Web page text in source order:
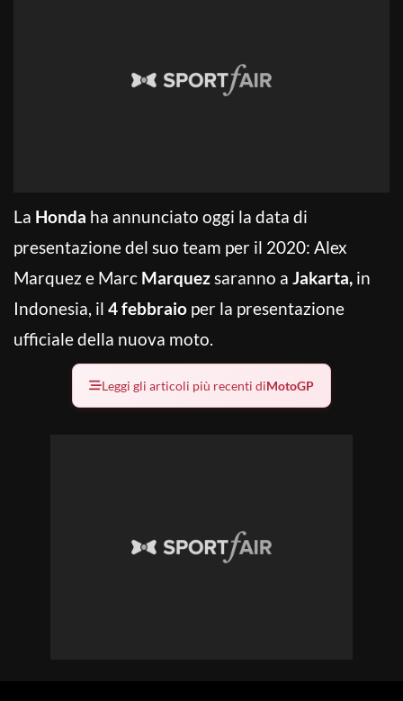
La Honda ha annunciato oggi la data di
presentazione del suo team per il 2020: Alex
Marquez e Marc Marquezsaranno a Jakarta, in
Indonesia, il 4 febbraio per la presentazione
ufficiale della nuova moto.
Leggi gli articoli più recenti diMotoGP